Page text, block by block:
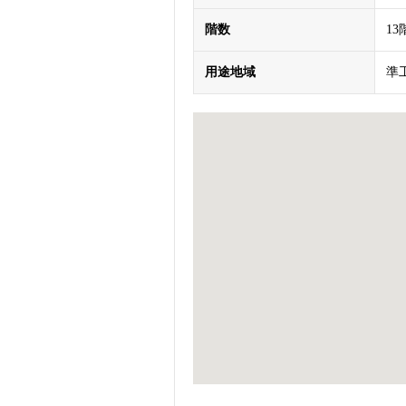
階数 13
用途地域 準